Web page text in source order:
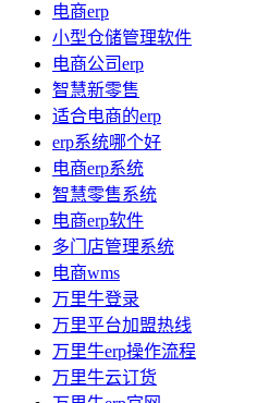
电商erp
小型仓储管理软件
电商公司erp
智慧新零售
适合电商的erp
erp系统哪个好
电商erp系统
智慧零售系统
电商erp软件
多门店管理系统
电商wms
万里牛登录
万里平台加盟热线
万里牛erp操作流程
万里牛云订货